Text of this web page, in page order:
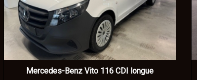
Mercedes-Benz Vito 116 CDI longue